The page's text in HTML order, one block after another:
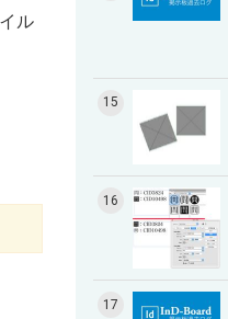
ル
15
16
17